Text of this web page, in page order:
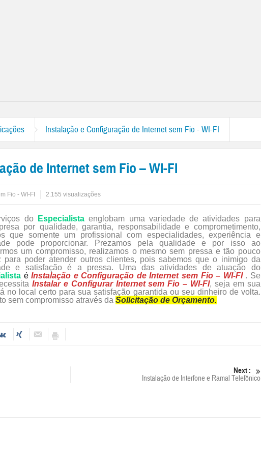
Instalação e Configuração de Internet sem Fio - WI-FI
de Internet sem Fio – WI-FI
Fio - WI-FI 2.155 visualizações
do Especialista englobam uma variedade de atividades para
por qualidade, garantia, responsabilidade e comprometimento,
que somente um profissional com especialidades, experiência e
pode proporcionar. Prezamos pela qualidade e por isso ao
um compromisso, realizamos o mesmo sem pressa e tão pouco
para poder atender outros clientes, pois sabemos que o inimigo da
e satisfação é a pressa. Uma das atividades de atuação do
é Instalação e Configuração de Internet sem Fio – WI-FI . Se
Instalar e Configurar Internet sem Fio – WI-FI, seja em sua
no local certo para sua satisfação garantida ou seu dinheiro de volta.
sem compromisso através da Solicitação de Orçamento.
Next :
Instalação de Interfone e Ramal Telefônico